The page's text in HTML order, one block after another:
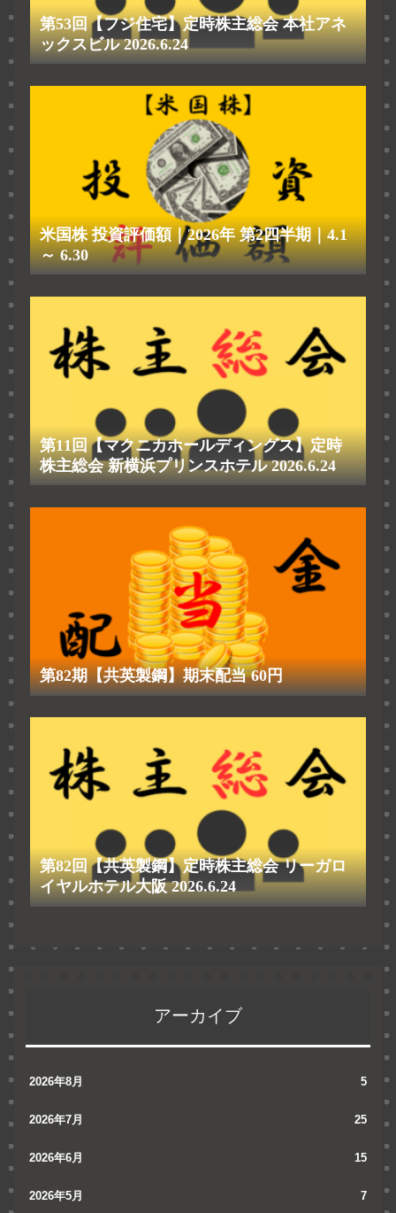
第53回【フジ住宅】定時株主総会 本社アネ
ックスビル 2026.6.24
米国株 投資評価額｜2026年 第2四半期｜4.1
～ 6.30
第11回【マクニカホールディングス】定時
株主総会 新横浜プリンスホテル 2026.6.24
第82期【共英製鋼】期末配当 60円
第82回【共英製鋼】定時株主総会 リーガロ
イヤルホテル大阪 2026.6.24
アーカイブ
2026年8月 5
2026年7月 25
2026年6月 15
2026年5月 7